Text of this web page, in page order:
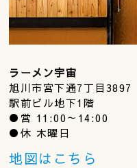
ラーメン宇宙
旭川市宮下通7丁目3897
駅前ビル地下1階
●営 11:00～14:00
●休 木曜日
地図はこちら